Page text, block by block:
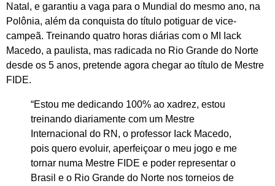
Natal, e garantiu a vaga para o Mundial do mesmo ano, na
Polônia, além da conquista do título potiguar de vice-
campeã. Treinando quatro horas diárias com o MI Iack
Macedo, a paulista, mas radicada no Rio Grande do Norte
desde os 5 anos, pretende agora chegar ao título de Mestre
FIDE.
“Estou me dedicando 100% ao xadrez, estou
treinando diariamente com um Mestre
Internacional do RN, o professor Iack Macedo,
pois quero evoluir, aperfeiçoar o meu jogo e me
tornar numa Mestre FIDE e poder representar o
Brasil e o Rio Grande do Norte nos torneios de